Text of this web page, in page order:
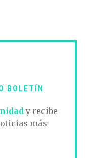
BOLETÍN
y recibe
más